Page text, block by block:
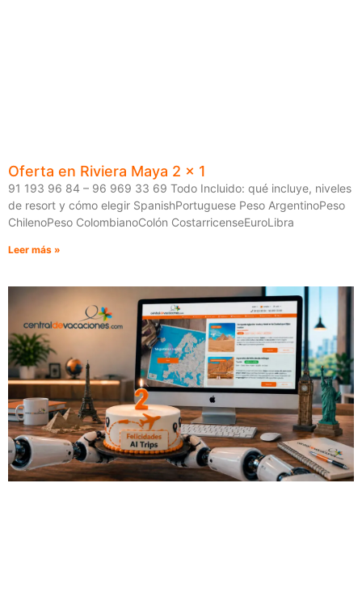
Oferta en Riviera Maya 2 x 1
91 193 96 84 – 96 969 33 69 Todo Incluido: qué incluye, niveles
de resort y cómo elegir SpanishPortuguese Peso ArgentinoPeso
ChilenoPeso ColombianoColón CostarricenseEuroLibra
Leer más »